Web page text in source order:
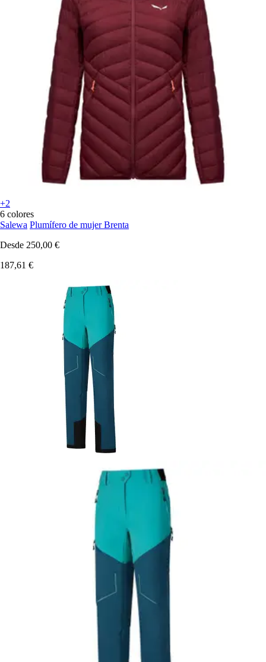
+2
6 colores
Salewa Plumífero de mujer Brenta
Desde 250,00 €
187,61 €